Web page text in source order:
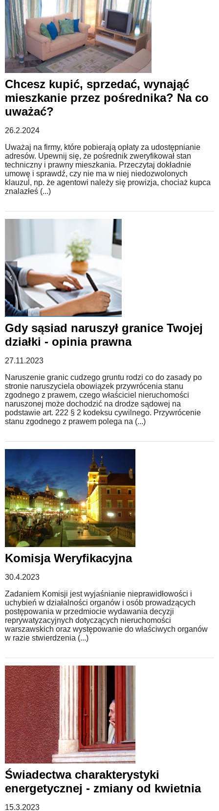
Chcesz kupić, sprzedać, wynająć
mieszkanie przez pośrednika? Na co
uważać?
26.2.2024
Uważaj na firmy, które pobierają opłaty za udostępnianie
adresów. Upewnij się, że pośrednik zweryfikował stan
techniczny i prawny mieszkania. Przeczytaj dokładnie
umowę i sprawdź, czy nie ma w niej niedozwolonych
klauzul, np. że agentowi należy się prowizja, chociaż kupca
znalazłeś (...)
Gdy sąsiad naruszył granice Twojej
działki - opinia prawna
27.11.2023
Naruszenie granic cudzego gruntu rodzi co do zasady po
stronie naruszyciela obowiązek przywrócenia stanu
zgodnego z prawem, czego właściciel nieruchomości
naruszonej może dochodzić na drodze sądowej na
podstawie art. 222 § 2 kodeksu cywilnego. Przywrócenie
stanu zgodnego z prawem polega na (...)
Komisja Weryfikacyjna
30.4.2023
Zadaniem Komisji jest wyjaśnianie nieprawidłowości i
uchybień w działalności organów i osób prowadzących
postępowania w przedmiocie wydawania decyzji
reprywatyzacyjnych dotyczących nieruchomości
warszawskich oraz występowanie do właściwych organów
w razie stwierdzenia (...)
Świadectwa charakterystyki
energetycznej - zmiany od kwietnia
15.3.2023